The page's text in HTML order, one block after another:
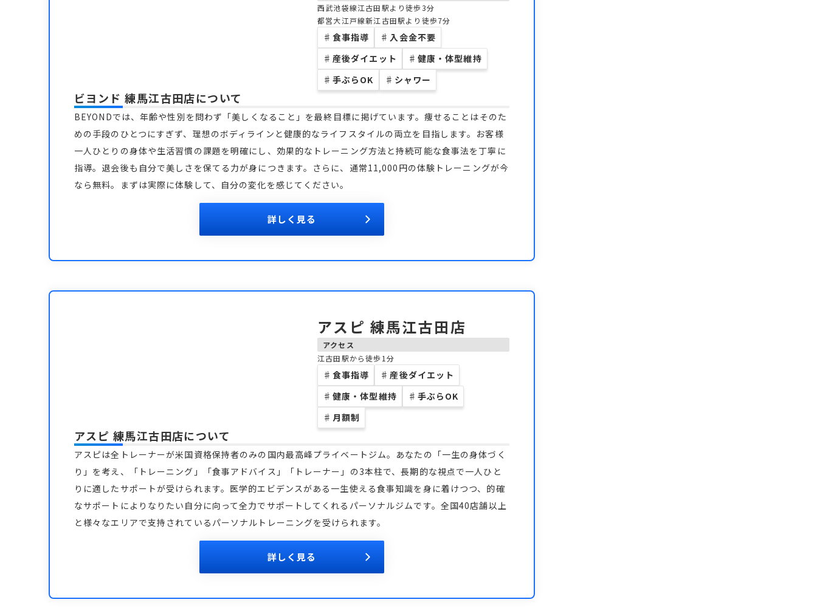
西武池袋線江古田駅より徒歩3分
都営大江戸線新江古田駅より徒歩7分
♯ 食事指導 ♯ 入会金不要
♯ 産後ダイエット ♯ 健康・体型維持
♯ 手ぶらOK ♯ シャワー
ビヨンド 練馬江古田店について
BEYONDでは、年齢や性別を問わず「美しくなること」を最終目標に掲げています。痩せることはそのた
めの手段のひとつにすぎず、理想のボディラインと健康的なライフスタイルの両立を目指します。お客様
一人ひとりの身体や生活習慣の課題を明確にし、効果的なトレーニング方法と持続可能な食事法を丁寧に
指導。退会後も自分で美しさを保てる力が身につきます。さらに、通常11,000円の体験トレーニングが今
なら無料。まずは実際に体験して、自分の変化を感じてください。
詳しく見る
アスピ 練馬江古田店
アクセス
江古田駅から徒歩1分
♯ 食事指導 ♯ 産後ダイエット
♯ 健康・体型維持 ♯ 手ぶらOK
♯ 月額制
アスピ 練馬江古田店について
アスピは全トレーナーが米国資格保持者のみの国内最高峰プライベートジム。あなたの「一生の身体づく
り」を考え、「トレーニング」「食事アドバイス」「トレーナー」の3本柱で、長期的な視点で一人ひと
りに適したサポートが受けられます。医学的エビデンスがある一生使える食事知識を身に着けつつ、的確
なサポートによりなりたい自分に向って全力でサポートしてくれるパーソナルジムです。全国40店舗以上
と様々なエリアで支持されているパーソナルトレーニングを受けられます。
詳しく見る